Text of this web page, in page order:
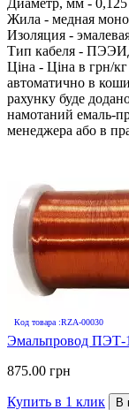
Жила - медная
Изоляция -
Тип кабеля -
Ціна - Ціна в грн/
автоматично в
рахунку буде
намотаний емаль-
менеджера або в
Код товара :RZA-00030
Эмальпровод ПЭТ-
875.00 грн
Купить в 1 клик В